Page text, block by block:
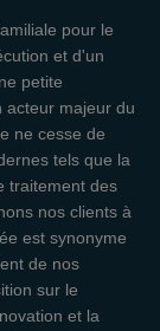
pour le
et d'un
petite
acteur majeur du
ne cesse de
tels que la
traitement des
nos clients à
est synonyme
de nos
sur le
et la